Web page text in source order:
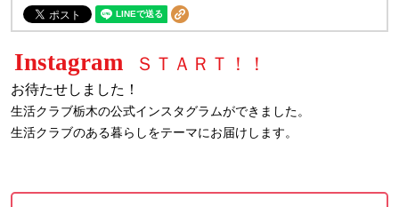
Instagram ＳＴＡＲＴ！！
お待たせしました！
生活クラブ栃木の公式インスタグラムができました。
生活クラブのある暮らしをテーマにお届けします。